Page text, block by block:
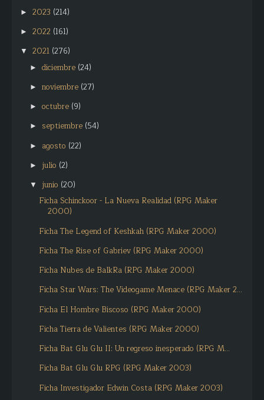
► 2023 (214)
► 2022 (161)
▼ 2021 (276)
► diciembre (24)
► noviembre (27)
► octubre (9)
► septiembre (54)
► agosto (22)
► julio (2)
▼ junio (20)
Ficha Schinckoor - La Nueva Realidad (RPG Maker
2000)
Ficha The Legend of Keshkah (RPG Maker 2000)
Ficha The Rise of Gabriev (RPG Maker 2000)
Ficha Nubes de BalkRa (RPG Maker 2000)
Ficha Star Wars: The Videogame Menace (RPG Maker 2...
Ficha El Hombre Biscoso (RPG Maker 2000)
Ficha Tierra de Valientes (RPG Maker 2000)
Ficha Bat Glu Glu II: Un regreso inesperado (RPG M...
Ficha Bat Glu Glu RPG (RPG Maker 2003)
Ficha Investigador Edwin Costa (RPG Maker 2003)